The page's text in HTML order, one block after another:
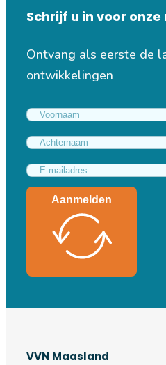
Schrijf u in voor
Ontvang als eerste de
ontwikkelingen
Aanmelden
VVN Maasland